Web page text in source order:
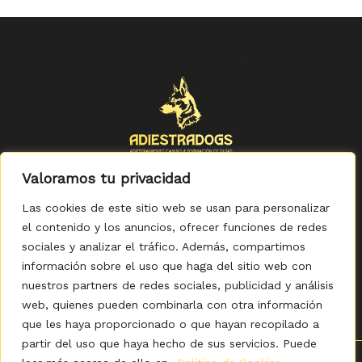
Valoramos tu privacidad
Las cookies de este sitio web se usan para personalizar
el contenido y los anuncios, ofrecer funciones de redes
sociales y analizar el tráfico. Además, compartimos
información sobre el uso que haga del sitio web con
nuestros partners de redes sociales, publicidad y análisis
web, quienes pueden combinarla con otra información
que les haya proporcionado o que hayan recopilado a
partir del uso que haya hecho de sus servicios. Puede
Política de Privacidad -Política de Cookies-Aviso legal
Accesibilidad- Condiciones Generales de Compra